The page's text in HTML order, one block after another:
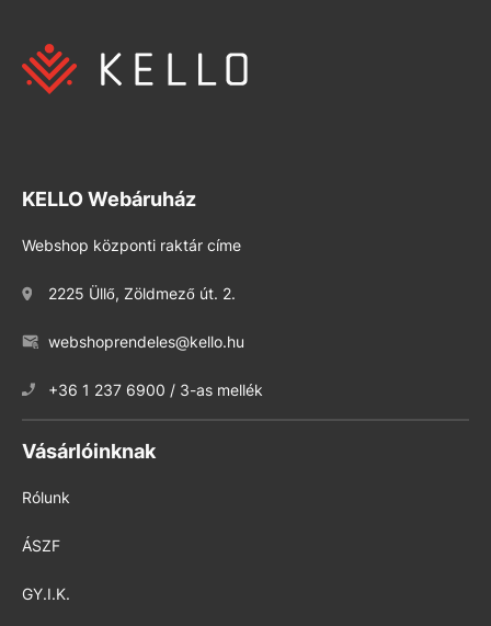
KELLO Webáruház
Webshop központi raktár címe
2225 Üllő, Zöldmező út. 2.
webshoprendeles@kello.hu
+36 1 237 6900 / 3-as mellék
Vásárlóinknak
Rólunk
ÁSZF
GY.I.K.